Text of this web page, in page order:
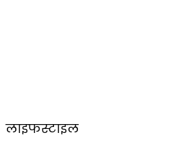
लाइफस्टाइल